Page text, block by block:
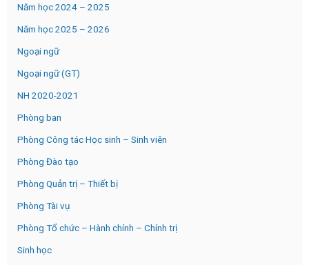
Năm học 2024 – 2025
Năm học 2025 – 2026
Ngoại ngữ
Ngoại ngữ (GT)
NH 2020-2021
Phòng ban
Phòng Công tác Học sinh – Sinh viên
Phòng Đào tạo
Phòng Quản trị – Thiết bị
Phòng Tài vụ
Phòng Tổ chức – Hành chính – Chính trị
Sinh học